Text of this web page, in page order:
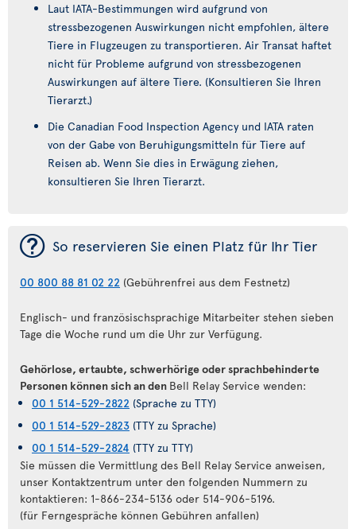
Laut IATA-Bestimmungen wird aufgrund von
stressbezogenen Auswirkungen nicht empfohlen, ältere
Tiere in Flugzeugen zu transportieren. Air Transat haftet
nicht für Probleme aufgrund von stressbezogenen
Auswirkungen auf ältere Tiere. (Konsultieren Sie Ihren
Tierarzt.)
Die Canadian Food Inspection Agency und IATA raten
von der Gabe von Beruhigungsmitteln für Tiere auf
Reisen ab. Wenn Sie dies in Erwägung ziehen,
konsultieren Sie Ihren Tierarzt.
¯ So reservieren Sie einen Platz für Ihr Tier
00 800 88 81 02 22 (Gebührenfrei aus dem Festnetz)
Englisch- und französischsprachige Mitarbeiter stehen sieben
Tage die Woche rund um die Uhr zur Verfügung.
Gehörlose, ertaubte, schwerhörige oder sprachbehinderte
Personen können sich an den Bell Relay Service wenden:
00 1 514-529-2822 (Sprache zu TTY)
00 1 514-529-2823 (TTY zu Sprache)
00 1 514-529-2824 (TTY zu TTY)
Sie müssen die Vermittlung des Bell Relay Service anweisen,
unser Kontaktzentrum unter den folgenden Nummern zu
kontaktieren: 1-866-234-5136 oder 514-906-5196.
(für Ferngespräche können Gebühren anfallen)